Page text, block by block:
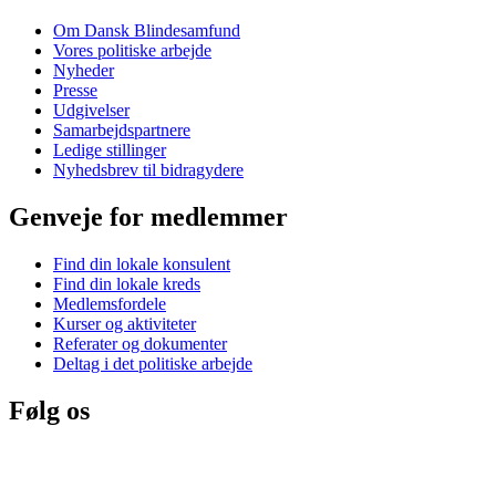
Om Dansk Blindesamfund
Vores politiske arbejde
Nyheder
Presse
Udgivelser
Samarbejdspartnere
Ledige stillinger
Nyhedsbrev til bidragydere
Genveje for medlemmer
Find din lokale konsulent
Find din lokale kreds
Medlemsfordele
Kurser og aktiviteter
Referater og dokumenter
Deltag i det politiske arbejde
Følg os